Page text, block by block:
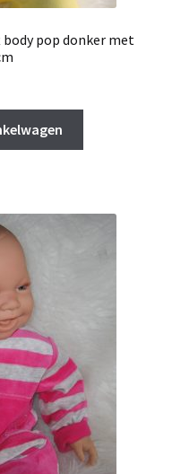
body pop donker met